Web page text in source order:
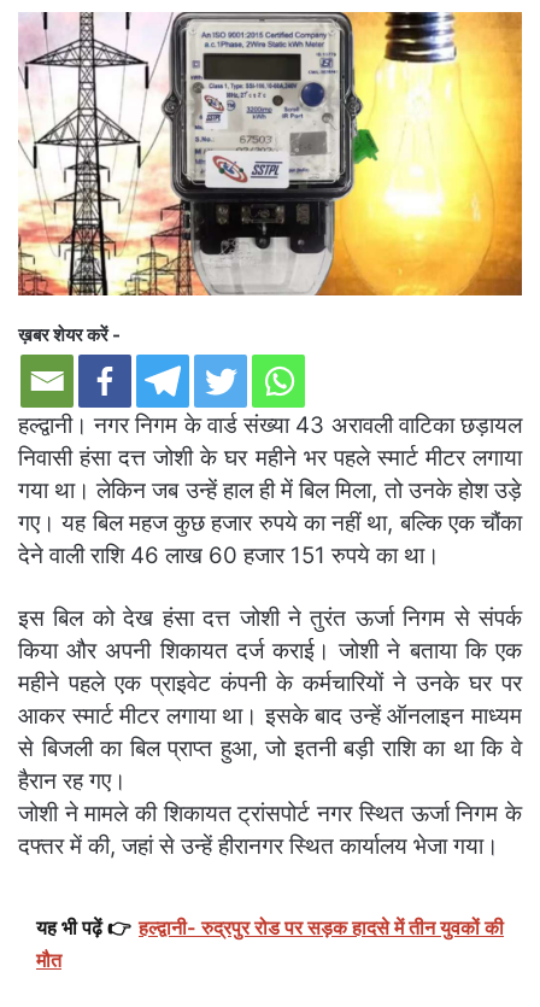
ख़बर शेयर करें -
हल्द्वानी। नगर निगम के वार्ड संख्या 43 अरावली वाटिका छड़ायल
निवासी हंसा दत्त जोशी के घर महीने भर पहले स्मार्ट मीटर लगाया
गया था। लेकिन जब उन्हें हाल ही में बिल मिला, तो उनके होश उड़े
गए। यह बिल महज कुछ हजार रुपये का नहीं था, बल्कि एक चौंका
देने वाली राशि 46 लाख 60 हजार 151 रुपये का था।
इस बिल को देख हंसा दत्त जोशी ने तुरंत ऊर्जा निगम से संपर्क
किया और अपनी शिकायत दर्ज कराई। जोशी ने बताया कि एक
महीने पहले एक प्राइवेट कंपनी के कर्मचारियों ने उनके घर पर
आकर स्मार्ट मीटर लगाया था। इसके बाद उन्हें ऑनलाइन माध्यम
से बिजली का बिल प्राप्त हुआ, जो इतनी बड़ी राशि का था कि वे
हैरान रह गए।
जोशी ने मामले की शिकायत ट्रांसपोर्ट नगर स्थित ऊर्जा निगम के
दफ्तर में की, जहां से उन्हें हीरानगर स्थित कार्यालय भेजा गया।
यह भी पढ़ें 👉 हल्द्वानी- रुद्रपुर रोड पर सड़क हादसे में तीन युवकों की
मौत